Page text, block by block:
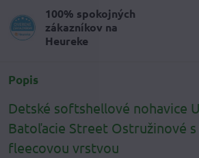
100% spokojných
zákazníkov na
Heureke
Popis
Detské softshellové nohavice
Batoľacie Street Ostružinové
fleecovou vrstvou